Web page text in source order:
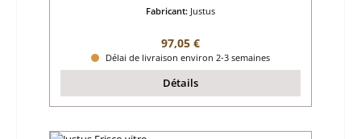
Fabricant: Justus
Prix régulier :
97,05 €
Délai de livraison environ 2-3 semaines
Détails